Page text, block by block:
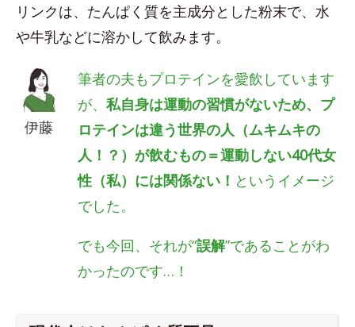
リンクは、たんぱく質を主成分とした粉末で、水
や牛乳などに溶かして飲みます。
伊藤
筆者の夫もプロテインを愛飲しています
が、私自身は運動の習慣がないため、プ
ロテインは違う世界の人（ムキムキの
人！？）が飲むもの＝運動しない40代女
性（私）には関係ない！ というイメージ
でした。
でも今回、それが“誤解”であることがわ
かったのです…！